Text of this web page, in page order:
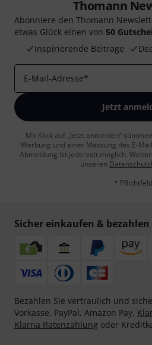
Thomann
Abonniere den Thomann
etwas Glück einen von 50
Inspirierende Beiträge
E-Mail-Adresse*
Jetzt
Mit Klick auf „Jetzt anmelden“
Werbung und einer Messung des E-
Abmeldung ist jederzeit möglich.
unseren
* Pflichtfeld
Sicher einkaufen & bezahlen
Bezahlen Sie vertraulich und
Vorkasse, PayPal, Amazon Pay,
Klarna Ratenzahlung oder